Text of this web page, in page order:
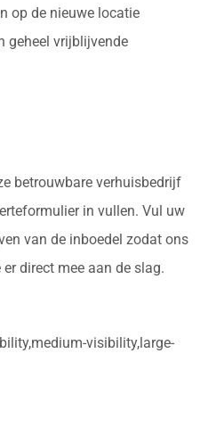
op de nieuwe locatie
geheel vrijblijvende
betrouwbare verhuisbedrijf
in vullen. Vul uw
van de inboedel zodat ons
direct mee aan de slag.
visibility,large-